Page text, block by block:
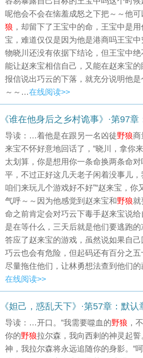
呢他会不会在恼羞成怒之下把～～他
狼 ，却留下了王宝中的命，王宝中是
宝，难道仅仅是因为他是港商吗王宝中
物晓川还没有依据下结论，但王宝中
能让赵来宝相信自己，又能在赵来宝
报信说出巧云的下落，就充分说明他
～～…在线阅读>>
《谁在他身后之乡村诡事》·第97
导读：…着他是在跟另一名凶徒野狼商
来宝不怀好意地回话了，“晓川，拿你
太划算，你是想用你一条命换两条命
平，不过正好这几天老子闲着没事儿，
咱们来玩儿个游戏好不好”“赵来宝，你
气呼～～因为他感觉到赵来宝和野狼就
命之前肯定会对巧云下毒手赵来宝说
是在等什么，三天后就是他们要逃跑
答应了赵来宝的游戏，虽然说如果自己
巧云也会有危险，但起码还有百分之
尽量拖住他们，让林勇想法查到他们
在线阅读>>
《妲己，惑乱天下》·第57章：默认
导读：…开口。“我需要噬血的野狼 ，
你的野狼拉尔森，我向西剌的神灵起誓
神，我拉尔森将永远追随你的身影。“